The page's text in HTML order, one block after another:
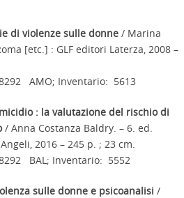
di violenze sulle donne / Marina
[etc.] : GLF editori Laterza, 2008 –
AMO; Inventario: 5613
: la valutazione del rischio di
/ Anna Costanza Baldry. – 6. ed.
2016 – 245 p. ; 23 cm.
BAL; Inventario: 5552
sulle donne e psicoanalisi /